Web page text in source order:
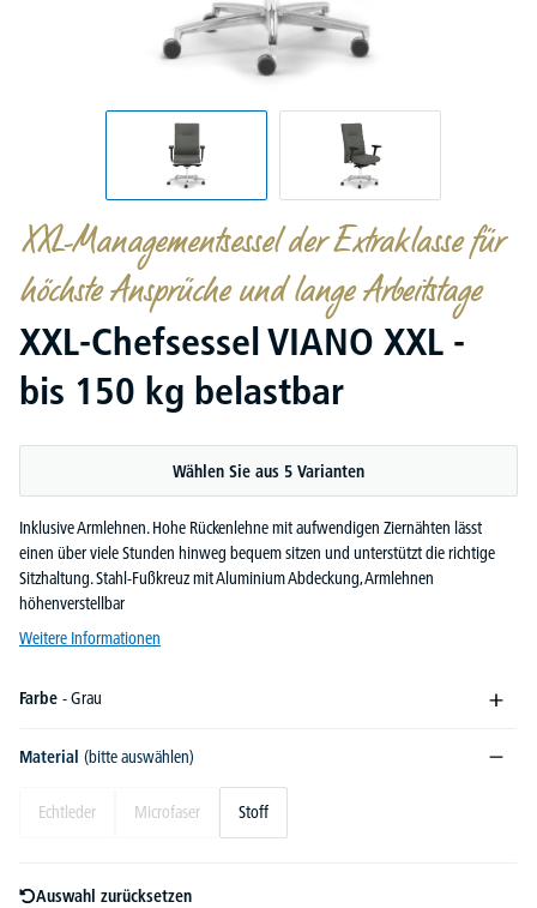
XXL-Managementsessel der Extraklasse für
höchste Ansprüche und lange Arbeitstage
XXL-Chefsessel VIANO XXL -
bis 150 kg belastbar
Wählen Sie aus 5 Varianten
Inklusive Armlehnen. Hohe Rückenlehne mit aufwendigen Ziernähten lässt
einen über viele Stunden hinweg bequem sitzen und unterstützt die richtige
Sitzhaltung. Stahl-Fußkreuz mit Aluminium Abdeckung, Armlehnen
höhenverstellbar
Weitere Informationen
Farbe - Grau
Material (bitte auswählen)
Echtleder Microfaser Stoff
Auswahl zurücksetzen